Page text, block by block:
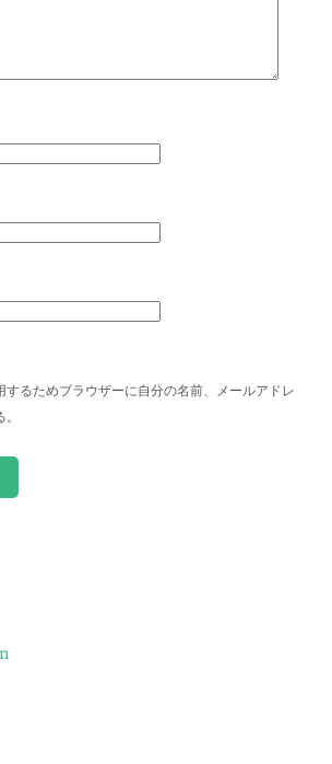
するためブラウザーに自分の名前、メールアドレ